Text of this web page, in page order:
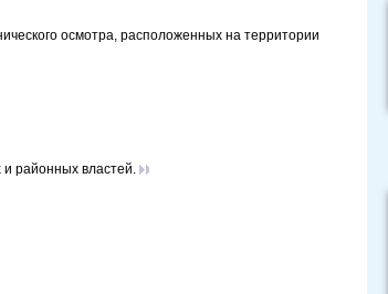
осмотра, расположенных на территории
районных властей.